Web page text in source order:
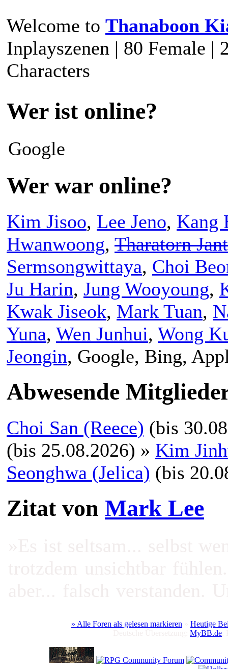
Welcome to Thanaboon
Inplayszenen | 80 Female |
Characters
Wer ist online?
Google
Wer war online?
Kim Jisoo, Lee Jeno, Kang
Hwanwoong, Tharatorn
Sermsongwittaya, Choi
Ju Harin, Jung Wooyoung,
Kwak Jiseok, Mark Tuan,
Yuna, Wen Junhui, Wong
Jeongin, Google, Bing,
Abwesende
Choi San (Reece) (bis
(bis 25.08.2026) » Kim
Seonghwa (Jelica) (bis
Zitat von Mark Lee
ergibt. Nicht einmal, weil
weil mich dieser Prozess
» Alle Foren als gelesen markieren
Heutige
MyBB.de